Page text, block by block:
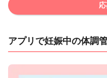
アプリで妊娠中の体調